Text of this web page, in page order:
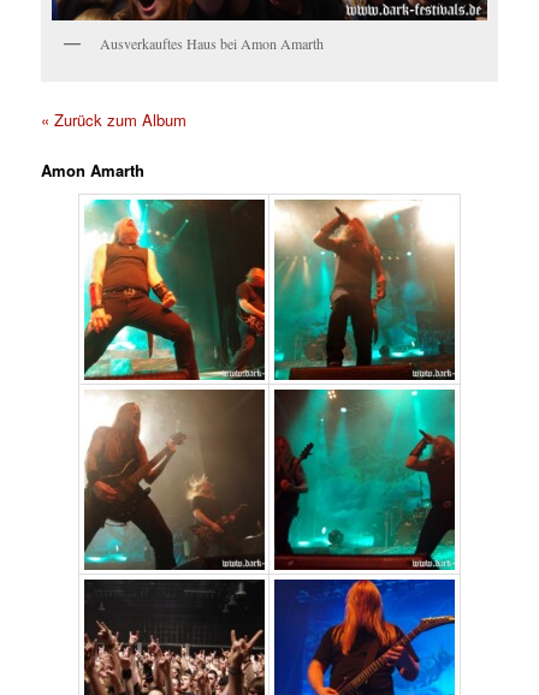
Ausverkauftes Haus bei Amon Amarth
« Zurück zum Album
Amon Amarth